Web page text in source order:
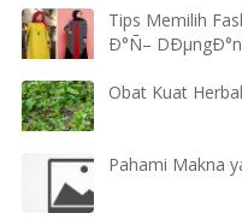
Tips Memilih
Ð°Ñ–
Obat Kuat Herbal
Pahami Makna